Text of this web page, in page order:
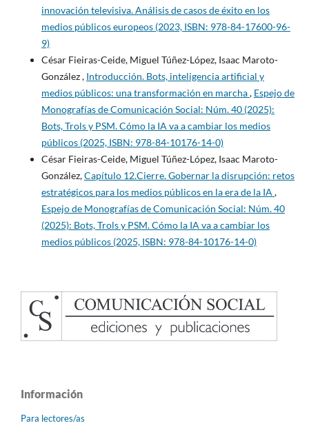
innovación televisiva. Análisis de casos de éxito en los
medios públicos europeos (2023, ISBN: 978-84-17600-96-
9)
César Fieiras-Ceide, Miguel Túñez-López, Isaac Maroto-
González , Introducción. Bots, inteligencia artificial y
medios públicos: una transformación en marcha, Espejo de
Monografías de Comunicación Social: Núm. 40 (2025):
Bots, Trols y PSM. Cómo la IA va a cambiar los medios
públicos (2025, ISBN: 978-84-10176-14-0)
César Fieiras-Ceide, Miguel Túñez-López, Isaac Maroto-
González,Capítulo 12.Cierre. Gobernar la disrupción: retos
estratégicos para los medios públicos en la era de la IA ,
Espejo de Monografías de Comunicación Social: Núm. 40
(2025): Bots, Trols y PSM. Cómo la IA va a cambiar los
medios públicos (2025, ISBN: 978-84-10176-14-0)
Información
Para lectores/as